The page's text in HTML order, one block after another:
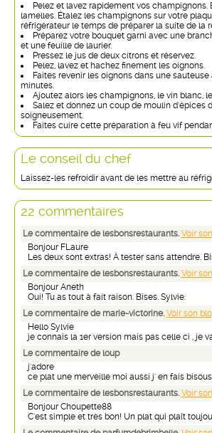
Pelez et lavez rapidement vos
lamelles. Étalez les champignons sur votre
réfrigérateur le temps de préparer la suite de la
Préparez votre bouquet garni avec une
et une feuille de laurier.
Pressez le jus de deux citrons et réservez.
Pelez, lavez et hachez finement les oignons.
Faites revenir les oignons dans une
minutes.
Ajoutez alors les champignons, le vin blanc,
Salez et donnez un coup de moulin d'épices
soigneusement.
Faites cuire cette préparation à feu vif
Le conseil du chef
Laissez-les refroidir avant de les mettre au
22 commentaires
Le commentaire de lesbonsrestaurants. Voir
Bonjour FLaure
Les deux sont extras! À tester sans attendre.
Le commentaire de lesbonsrestaurants. Voir
Bonjour Aneth
Oui! Tu as tout à fait raison. Bises. Sylvie.
Le commentaire de marie-victorine. Voir son
Hello Sylvie
je connais la 1er version mais pas celle ci , je
Le commentaire de loup
j'adore
ce plat une merveille moi aussi j' en fais bisous
Le commentaire de lesbonsrestaurants. Voir
Bonjour Choupette88
C'est simple et très bon! Un plat qui plaît